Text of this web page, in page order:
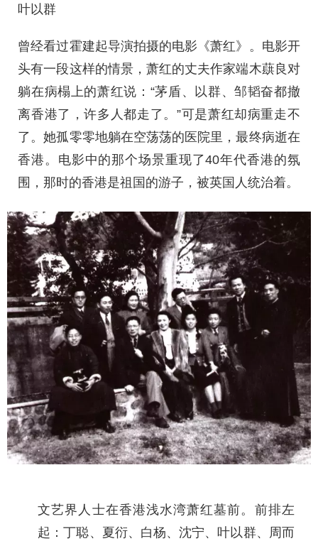
叶以群
曾经看过霍建起导演拍摄的电影《萧红》。电影开
头有一段这样的情景，萧红的丈夫作家端木蕻良对
躺在病榻上的萧红说：“茅盾、以群、邹韬奋都撤
离香港了，许多人都走了。”可是萧红却病重走不
了。她孤零零地躺在空荡荡的医院里，最终病逝在
香港。电影中的那个场景重现了40年代香港的氛
围，那时的香港是祖国的游子，被英国人统治着。
文艺界人士在香港浅水湾萧红墓前。前排左
起：丁聪、夏衍、白杨、沈宁、叶以群、周而